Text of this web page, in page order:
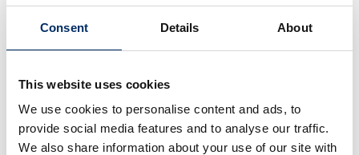
Consent Details About
This website uses cookies
We use cookies to personalise content and ads, to
provide social media features and to analyse our traffic.
We also share information about your use of our site with
Nase und Mund ab. Die glasklare Folie
gewährleistet eine gute Durchsicht und durch die
Form ergibt sich ein hoher Tragekomfort, der das
Atmen hinter der Schutzscheibe sehr leicht macht.
Bertelsmann Printing Group-Unternehmen in
Gütersloh bis zu 50.000 Stück pro Woche produziert